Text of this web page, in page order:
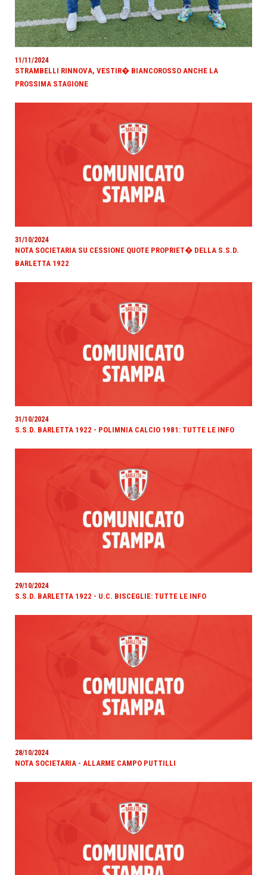
11/11/2024
STRAMBELLI RINNOVA, VESTIR� BIANCOROSSO ANCHE LA
PROSSIMA STAGIONE
31/10/2024
NOTA SOCIETARIA SU CESSIONE QUOTE PROPRIET� DELLA S.S.D.
BARLETTA 1922
31/10/2024
S.S.D. BARLETTA 1922 - POLIMNIA CALCIO 1981: TUTTE LE INFO
29/10/2024
S.S.D. BARLETTA 1922 - U.C. BISCEGLIE: TUTTE LE INFO
28/10/2024
NOTA SOCIETARIA - ALLARME CAMPO PUTTILLI